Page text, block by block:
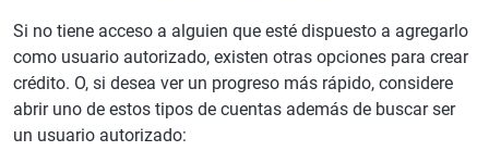
Si no tiene acceso a alguien que esté dispuesto a agregarlo
como usuario autorizado, existen otras opciones para crear
crédito. O, si desea ver un progreso más rápido, considere
abrir uno de estos tipos de cuentas además de buscar ser
un usuario autorizado: